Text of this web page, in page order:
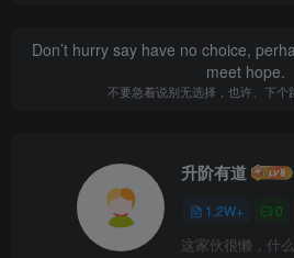
Don’t hurry say have no choice,
meet hope.
不要急着说别无选择，也许、下个
升阶有道
1.2W+ 0
这家伙很懒，什